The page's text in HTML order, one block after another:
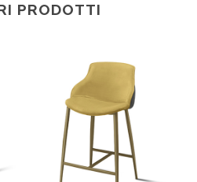
PRODOTTI